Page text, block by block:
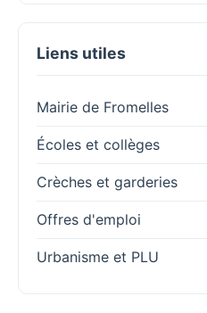
Liens utiles
Mairie de Fromelles
Écoles et collèges
Crèches et garderies
Offres d'emploi
Urbanisme et PLU